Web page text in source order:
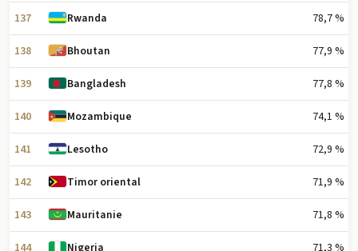
137 Rwanda 78,7 %
138 Bhoutan 77,9 %
139 Bangladesh 77,8 %
140 Mozambique 74,1 %
141 Lesotho 72,9 %
142 Timor oriental 71,9 %
143 Mauritanie 71,8 %
144 Nigeria 71,3 %